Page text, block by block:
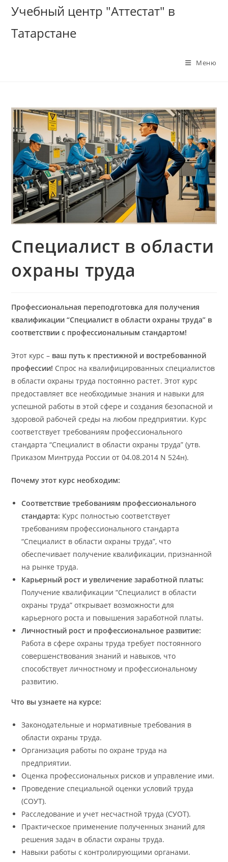
Перейти
содержимому
Учебный центр "Аттестат" в
Татарстане
Меню
Специалист в области
охраны труда
Профессиональная переподготовка для получения
квалификации “Специалист в области охраны труда” в
соответствии с профессиональным стандартом!
Этот курс – ваш путь к престижной и востребованной
профессии! Спрос на квалифицированных специалистов
в области охраны труда постоянно растет. Этот курс
предоставляет все необходимые знания и навыки для
успешной работы в этой сфере и создания безопасной и
здоровой рабочей среды на любом предприятии. Курс
соответствует требованиям профессионального
стандарта “Специалист в области охраны труда” (утв.
Приказом Минтруда России от 04.08.2014 N 524н).
Почему этот курс необходим:
Соответствие требованиям профессионального
стандарта: Курс полностью соответствует
требованиям профессионального стандарта
“Специалист в области охраны труда”, что
обеспечивает получение квалификации, признанной
на рынке труда.
Карьерный рост и увеличение заработной платы:
Получение квалификации “Специалист в области
охраны труда” открывает возможности для
карьерного роста и повышения заработной платы.
Личностный рост и профессиональное развитие:
Работа в сфере охраны труда требует постоянного
совершенствования знаний и навыков, что
способствует личностному и профессиональному
развитию.
Что вы узнаете на курсе:
Законодательные и нормативные требования в
области охраны труда.
Организация работы по охране труда на
предприятии.
Оценка профессиональных рисков и управление ими.
Проведение специальной оценки условий труда
(СОУТ).
Расследование и учет несчастной труда (СУОТ).
Практическое применение полученных знаний для
решения задач в области охраны труда.
Навыки работы с контролирующими органами.